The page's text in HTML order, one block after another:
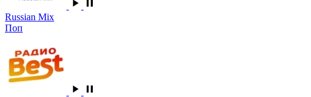
Russian Mix
Поп